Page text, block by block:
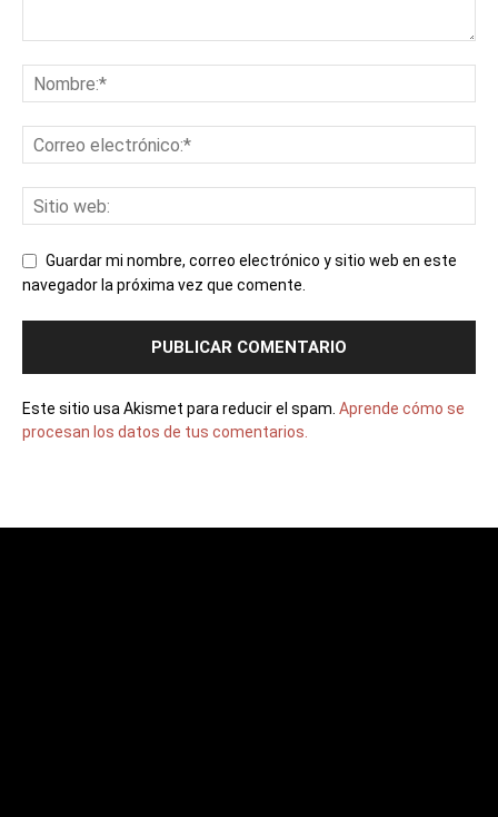
Guardar mi nombre, correo electrónico y sitio web en este
navegador la próxima vez que comente.
Este sitio usa Akismet para reducir el spam. Aprende cómo se
procesan los datos de tus comentarios.